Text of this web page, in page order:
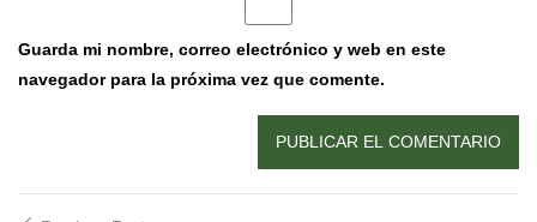
Guarda mi nombre, correo electrónico y web en este
navegador para la próxima vez que comente.